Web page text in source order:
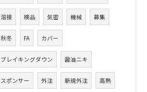
溶接 検品 気密 機械 募集
秋冬 FA カバー
ブレイキングダウン 醤油ニキ
スポンサー 外注 新規外注 高熱